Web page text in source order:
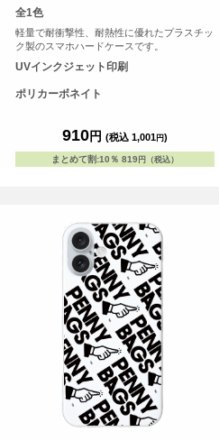
全1色
軽量で耐衝撃性、耐熱性に優れたプラスチッ
ク製のスマホハードケースです。
UVインクジェット印刷
ポリカーボネイト
910円 (税込 1,001 円)
まとめて割:10％ 819 円（税込）